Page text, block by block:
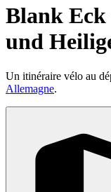
Blank
und
Un itinéraire vélo au
Allemagne.